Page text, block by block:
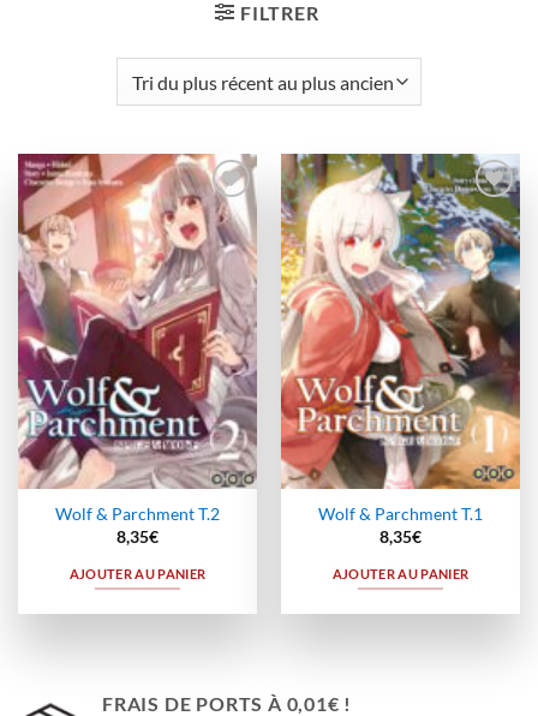
FILTRER
Ajouter
à la
wishlist
Wolf & Parchment T.2
8,35€
AJOUTER AU PANIER
Ajouter
à la
wishlist
Wolf & Parchment T.1
8,35€
AJOUTER AU PANIER
FRAIS DE PORTS À 0,01€ !